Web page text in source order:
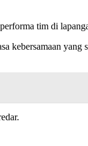
tim di
kebersamaan